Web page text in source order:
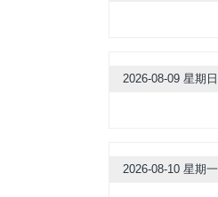
2026-08-09 星期日
2026-08-10 星期一